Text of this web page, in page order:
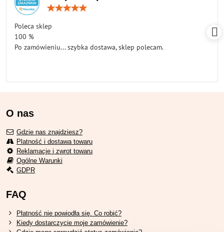
Poleca sklep
100 %
Po zamówieniu... szybka dostawa, sklep polecam.
O nas
Gdzie nas znajdziesz?
Platność i dostawa towaru
Reklamacje i zwrot towaru
Ogólne Warunki
GDPR
FAQ
Płatność nie powiodła się. Co robić?
Kiedy dostarczycie moje zamówienie?